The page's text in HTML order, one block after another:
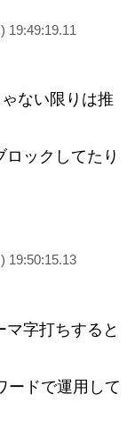
19:49:19.11
ない限りは推
ックしてたり
19:50:15.13
字打ちすると
ードで運用して